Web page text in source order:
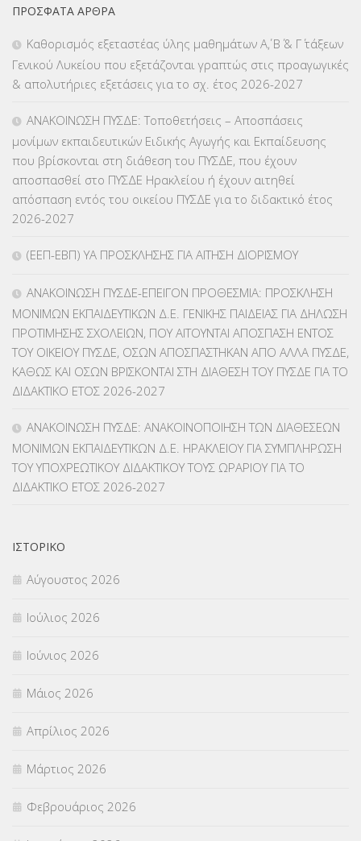
ΕΠΙΜΟΡΦΩΣΗ Τ.Π.Ε.(10)
ΚΕΣΥ(60)
ΚΕΣΥΠ(109)
ΚΠγ – ΚΡΑΤΙΚΟ ΠΙΣΤΟΠΟΙΗΤΙΚΟ ΓΛΩΣΣΟΜΑΘΕΙΑΣ
ΚΠπ- ΚΡΑΤΙΚΟ ΠΙΣΤΟΠΟΙΗΤΙΚΟ ΠΛΗΡΟΦΟΡΙΚΗΣ(12)
ΛΟΙΠΑ(309)
ΜΑΘΗΤΕΙΑ(275)
ΜΕΤΑΘΕΣΕΙΣ-ΤΟΠΟΘΕΤΗΣΕΙΣ ΒΕΛΤΙΩΣΕΙΣ(319)
ΜΕΤΑΦΟΡΑ ΜΑΘΗΤΩΝ(3)
ΝΟΜΟΘΕΣΙΑ(66)
ΠΡΌΣΦΑΤΑ ΆΡΘΡΑ
Καθορισμός εξεταστέας ύλης μαθημάτων Α΄, Β΄ & Γ΄ τάξεων
Γενικού Λυκείου που εξετάζονται γραπτώς στις προαγωγικές
& απολυτήριες εξετάσεις για το σχ. έτος 2026-2027
ΑΝΑΚΟΙΝΩΣΗ ΠΥΣΔΕ: Τοποθετήσεις – Αποσπάσεις
μονίμων εκπαιδευτικών Ειδικής Αγωγής και Εκπαίδευσης
που βρίσκονται στη διάθεση του ΠΥΣΔΕ, που έχουν
αποσπασθεί στο ΠΥΣΔΕ Ηρακλείου ή έχουν αιτηθεί
απόσπαση εντός του οικείου ΠΥΣΔΕ για το διδακτικό έτος
2026-2027
(ΕΕΠ-ΕΒΠ) ΥΑ ΠΡΟΣΚΛΗΣΗΣ ΓΙΑ ΑΙΤΗΣΗ ΔΙΟΡΙΣΜΟΥ
ΑΝΑΚΟΙΝΩΣΗ ΠΥΣΔΕ-ΕΠΕΙΓΟΝ ΠΡΟΘΕΣΜΙΑ: ΠΡΟΣΚΛΗΣΗ
ΜΟΝΙΜΩΝ ΕΚΠΑΙΔΕΥΤΙΚΩΝ Δ.Ε. ΓΕΝΙΚΗΣ ΠΑΙΔΕΙΑΣ ΓΙΑ ΔΗΛΩΣΗ
ΠΡΟΤΙΜΗΣΗΣ ΣΧΟΛΕΙΩΝ, ΠΟΥ ΑΙΤΟΥΝΤΑΙ ΑΠΟΣΠΑΣΗ ΕΝΤΟΣ
ΤΟΥ ΟΙΚΕΙΟΥ ΠΥΣΔΕ, ΟΣΩΝ ΑΠΟΣΠΑΣΤΗΚΑΝ ΑΠΟ ΑΛΛΑ ΠΥΣΔΕ,
ΚΑΘΩΣ ΚΑΙ ΟΣΩΝ ΒΡΙΣΚΟΝΤΑΙ ΣΤΗ ΔΙΑΘΕΣΗ ΤΟΥ ΠΥΣΔΕ ΓΙΑ ΤΟ
ΔΙΔΑΚΤΙΚΟ ΕΤΟΣ 2026-2027
ΑΝΑΚΟΙΝΩΣΗ ΠΥΣΔΕ: ΑΝΑΚΟΙΝΟΠΟΙΗΣΗ ΤΩΝ ΔΙΑΘΕΣΕΩΝ
ΜΟΝΙΜΩΝ ΕΚΠΑΙΔΕΥΤΙΚΩΝ Δ.Ε. ΗΡΑΚΛΕΙΟΥ ΓΙΑ ΣΥΜΠΛΗΡΩΣΗ
ΤΟΥ ΥΠΟΧΡΕΩΤΙΚΟΥ ΔΙΔΑΚΤΙΚΟΥ ΤΟΥΣ ΩΡΑΡΙΟΥ ΓΙΑ ΤΟ
ΔΙΔΑΚΤΙΚΟ ΕΤΟΣ 2026-2027
ΙΣΤΟΡΙΚΌ
Αύγουστος 2026
Ιούλιος 2026
Ιούνιος 2026
Μάιος 2026
Απρίλιος 2026
Μάρτιος 2026
Φεβρουάριος 2026